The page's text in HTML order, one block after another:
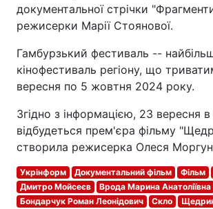
документальної стрічки
режисерки Марії Стоянової.
Гамбурзький фестиваль --
кінофестиваль регіону, що
вересня по 5 жовтня 2024 року.
Згідно з інформацією, 23 вересня в
відбудеться прем'єра фільму
створила режисерка Олеся
Укрінформ Документальний фільм Фільм
Дмитро Мойсеєв
Врода Марина Анатоліївна
Бондарчук Роман Леонідович
Скло